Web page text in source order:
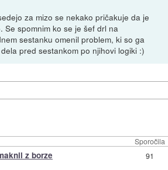
za mizo se nekako pričakuje da je
Se spomnim ko se je šef drl na
sestanku omenil problem, ki so ga
pred sestankom po njihovi logiki :)
Sporočila
z borze 91